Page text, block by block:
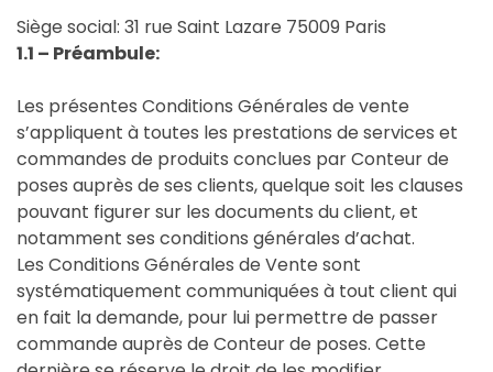
Siège social: 31 rue Saint Lazare 75009 Paris
1.1 – Préambule:
Les présentes Conditions Générales de vente
s’appliquent à toutes les prestations de services et
commandes de produits conclues par Conteur de
poses auprès de ses clients, quelque soit les clauses
pouvant figurer sur les documents du client, et
notamment ses conditions générales d’achat.
Les Conditions Générales de Vente sont
systématiquement communiquées à tout client qui
en fait la demande, pour lui permettre de passer
commande auprès de Conteur de poses. Cette